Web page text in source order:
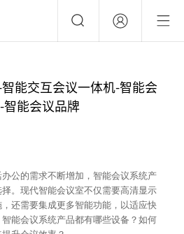
能交互会议一体机-智能会
智能会议品牌
公的需求不断增加，智能会议系统产
。现代智能会议室不仅需要高清显示
还需要集成更多智能功能，以适应快
能会议系统产品都有哪些设备？如何